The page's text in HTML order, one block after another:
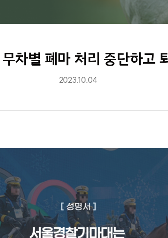
차별 폐마 처리 중단하고
2023.10.04